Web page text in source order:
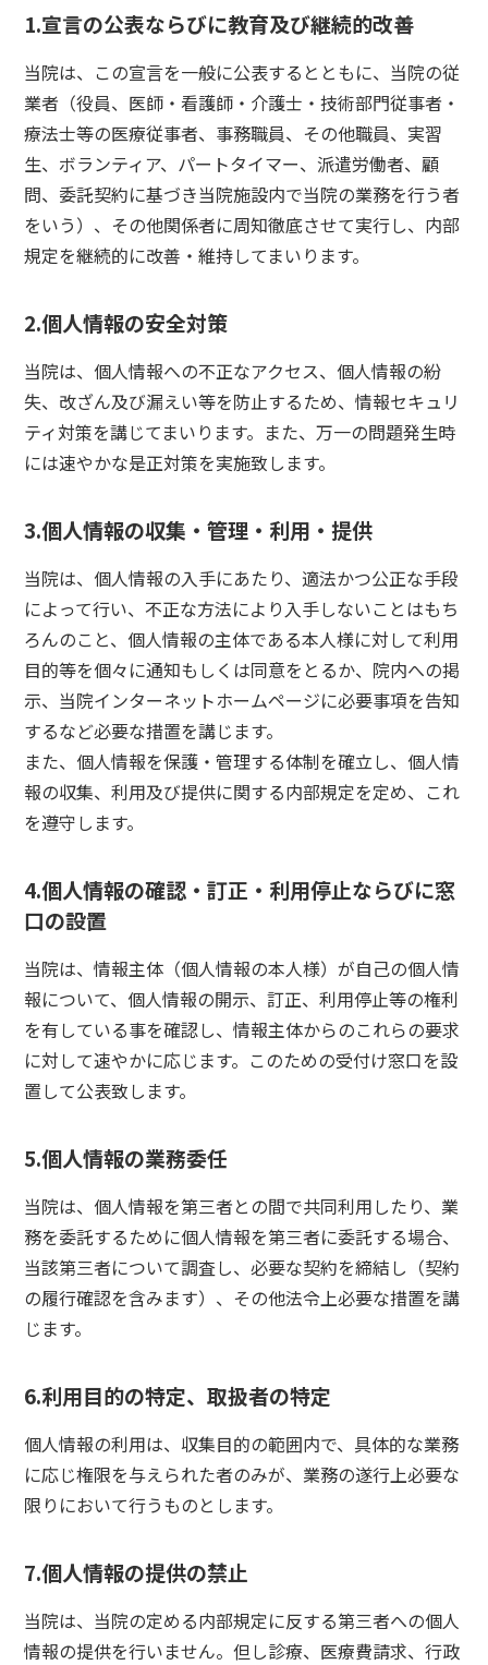
1.宣言の公表ならびに教育及び継続的改善
当院は、この宣言を一般に公表するとともに、当院の従
業者（役員、医師・看護師・介護士・技術部門従事者・
療法士等の医療従事者、事務職員、その他職員、実習
生、ボランティア、パートタイマー、派遣労働者、顧
問、委託契約に基づき当院施設内で当院の業務を行う者
をいう）、その他関係者に周知徹底させて実行し、内部
規定を継続的に改善・維持してまいります。
2.個人情報の安全対策
当院は、個人情報への不正なアクセス、個人情報の紛
失、改ざん及び漏えい等を防止するため、情報セキュリ
ティ対策を講じてまいります。また、万一の問題発生時
には速やかな是正対策を実施致します。
3.個人情報の収集・管理・利用・提供
当院は、個人情報の入手にあたり、適法かつ公正な手段
によって行い、不正な方法により入手しないことはもち
ろんのこと、個人情報の主体である本人様に対して利用
目的等を個々に通知もしくは同意をとるか、院内への掲
示、当院インターネットホームページに必要事項を告知
するなど必要な措置を講じます。
また、個人情報を保護・管理する体制を確立し、個人情
報の収集、利用及び提供に関する内部規定を定め、これ
を遵守します。
4.個人情報の確認・訂正・利用停止ならびに窓
口の設置
当院は、情報主体（個人情報の本人様）が自己の個人情
報について、個人情報の開示、訂正、利用停止等の権利
を有している事を確認し、情報主体からのこれらの要求
に対して速やかに応じます。このための受付け窓口を設
置して公表致します。
5.個人情報の業務委任
当院は、個人情報を第三者との間で共同利用したり、業
務を委託するために個人情報を第三者に委託する場合、
当該第三者について調査し、必要な契約を締結し（契約
の履行確認を含みます）、その他法令上必要な措置を講
じます。
6.利用目的の特定、取扱者の特定
個人情報の利用は、収集目的の範囲内で、具体的な業務
に応じ権限を与えられた者のみが、業務の遂行上必要な
限りにおいて行うものとします。
7.個人情報の提供の禁止
当院は、当院の定める内部規定に反する第三者への個人
情報の提供を行いません。但し診療、医療費請求、行政